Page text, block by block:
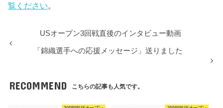
覧ください。
USオープン3回戦直後のインタビュー動画
「錦織選手への応援メッセージ」送りました
RECOMMEND こちらの記事も人気です。